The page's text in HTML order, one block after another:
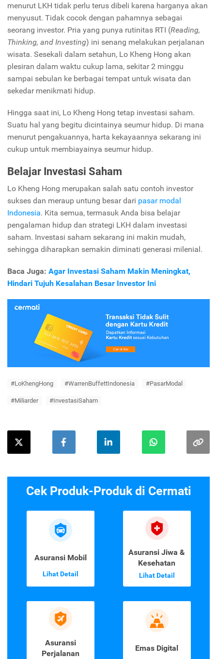
menurut LKH tidak perlu terus dibeli karena harganya akan
menyusut. Tidak cocok dengan pahamnya sebagai
seorang investor. Pria yang punya rutinitas RTI (Reading,
Thinking, and Investing) ini senang melakukan perjalanan
wisata. Sesekali dalam setahun, Lo Kheng Hong akan
plesiran dalam waktu cukup lama, sekitar 2 minggu
sampai sebulan ke berbagai tempat untuk wisata dan
sekedar menikmati hidup.
Hingga saat ini, Lo Kheng Hong tetap investasi saham.
Suatu hal yang begitu dicintainya seumur hidup. Di mana
menurut pengakuannya, harta kekayaannya sekarang ini
cukup untuk membiayainya seumur hidup.
Belajar Investasi Saham
Lo Kheng Hong merupakan salah satu contoh investor
sukses dan meraup untung besar dari pasar modal
Indonesia. Kita semua, termasuk Anda bisa belajar
pengalaman hidup dan strategi LKH dalam investasi
saham. Investasi saham sekarang ini makin mudah,
sehingga diharapkan semakin diminati generasi milenial.
Baca Juga: Agar Investasi Saham Makin Meningkat,
Hindari Tujuh Kesalahan Besar Investor Ini
#LoKhengHong #WarrenBuffettIndonesia #PasarModal
#Miliarder #InvestasiSaham
Cek Produk-Produk di Cermati
Asuransi Mobil
Lihat Detail
Asuransi Jiwa &
Kesehatan
Lihat Detail
Asuransi
Perjalanan
Emas Digital